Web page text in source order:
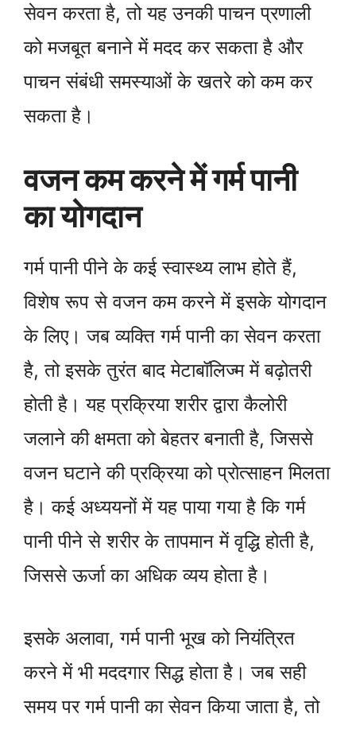
सेवन करता है, तो यह उनकी पाचन प्रणाली
को मजबूत बनाने में मदद कर सकता है और
पाचन संबंधी समस्याओं के खतरे को कम कर
सकता है।
वजन कम करने में गर्म पानी
का योगदान
गर्म पानी पीने के कई स्वास्थ्य लाभ होते हैं,
विशेष रूप से वजन कम करने में इसके योगदान
के लिए। जब व्यक्ति गर्म पानी का सेवन करता
है, तो इसके तुरंत बाद मेटाबॉलिज्म में बढ़ोतरी
होती है। यह प्रक्रिया शरीर द्वारा कैलोरी
जलाने की क्षमता को बेहतर बनाती है, जिससे
वजन घटाने की प्रक्रिया को प्रोत्साहन मिलता
है। कई अध्ययनों में यह पाया गया है कि गर्म
पानी पीने से शरीर के तापमान में वृद्धि होती है,
जिससे ऊर्जा का अधिक व्यय होता है।
इसके अलावा, गर्म पानी भूख को नियंत्रित
करने में भी मददगार सिद्ध होता है। जब सही
समय पर गर्म पानी का सेवन किया जाता है, तो